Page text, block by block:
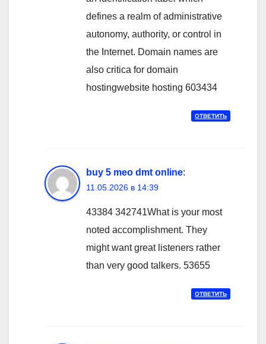
defines a realm of administrative
autonomy, authority, or control in
the Internet. Domain names are
also critica for domain
hostingwebsite hosting 603434
ОТВЕТИТЬ
buy 5 meo dmt online:
11.05.2026 в 14:39
43384 342741What is your most
noted accomplishment. They
might want great listeners rather
than very good talkers. 53655
ОТВЕТИТЬ